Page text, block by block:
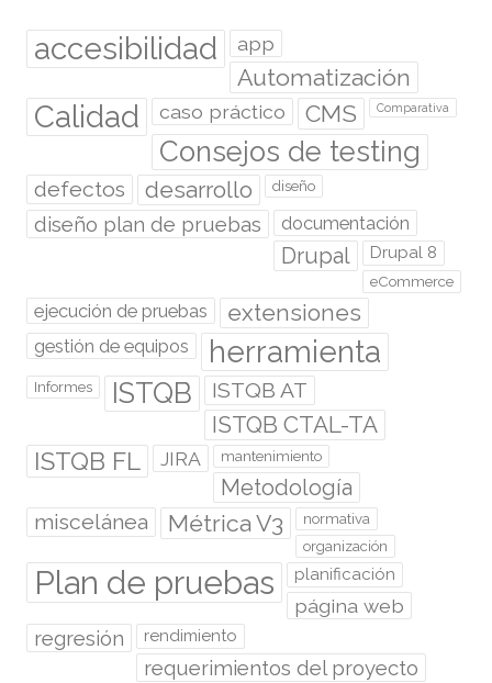
accesibilidad app
Automatización
Calidad caso práctico CMS Comparativa
Consejos de testing
defectos desarrollo diseño
diseño plan de pruebas documentación
Drupal Drupal 8
eCommerce
ejecución de pruebas extensiones
gestión de equipos herramienta
Informes ISTQB ISTQB AT
ISTQB CTAL-TA
ISTQB FL JIRA mantenimiento
Metodología
miscelánea Métrica V3
normativa
organización
Plan de pruebas planificación
página web
regresión rendimiento
requerimientos del proyecto